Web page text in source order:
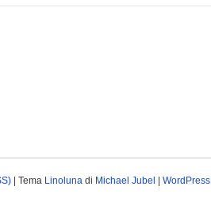
| Tema Linoluna di Michael Jubel WordPress